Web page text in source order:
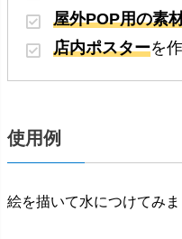
屋外POP用の素
店内ポスターを
使用例
絵を描いて水につけてみま